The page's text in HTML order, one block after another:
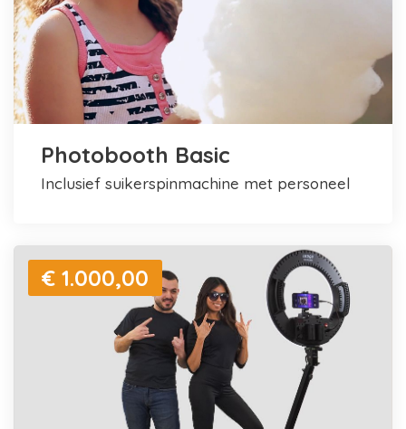
Photobooth Basic
inclusief suikerspinmachine met personeel
€ 1.000,00